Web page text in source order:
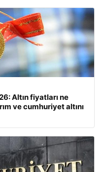
Altın fiyatları ne
ve cumhuriyet altını